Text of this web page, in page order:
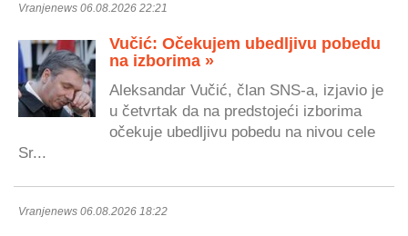
Vranjenews 06.08.2026 22:21
Vučić: Očekujem ubedljivu pobedu
na izborima »
Aleksandar Vučić, član SNS-a, izjavio je
u četvrtak da na predstojeći izborima
očekuje ubedljivu pobedu na nivou cele
Sr...
Vranjenews 06.08.2026 18:22